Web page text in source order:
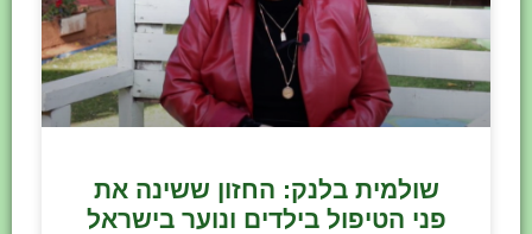
שולמית בלנק: החזון ששינה את
פני הטיפול בילדים ונוער בישראל